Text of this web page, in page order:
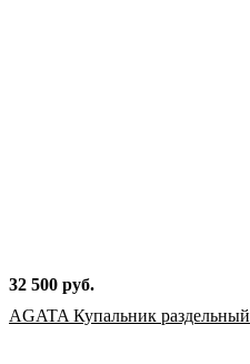
32 500 руб.
AGATA Купальник раздельный